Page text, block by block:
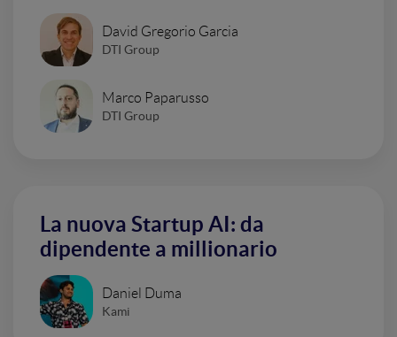
David Gregorio Garcia
DTI Group
Marco Paparusso
DTI Group
La nuova Startup AI: da
dipendente a millionario
Daniel Duma
Kami